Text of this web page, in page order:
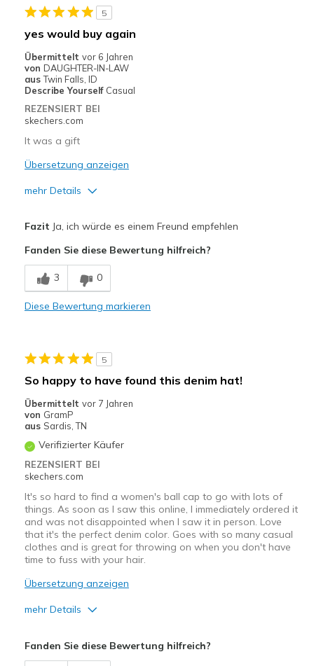
Casual Wear
Sizing
Feels true to size
5
yes would buy again
Übermittelt vor 6 Jahren
von DAUGHTER-IN-LAW
aus Twin Falls, ID
Describe Yourself Casual
REZENSIERT BEI
skechers.com
It was a gift
Übersetzung anzeigen
mehr Details
Geeignete Verwendung
Casual Wear
View On Shoes
I'm Really Into Shoes
Fazit Ja, ich würde es einem Freund empfehlen
Fanden Sie diese Bewertung hilfreich?
3 0
Diese Bewertung markieren
5
So happy to have found this denim hat!
Übermittelt vor 7 Jahren
von GramP
aus Sardis, TN
Verifizierter Käufer
REZENSIERT BEI
skechers.com
It's so hard to find a women's ball cap to go with lots of
things. As soon as I saw this online, I immediately ordered it
and was not disappointed when I saw it in person. Love
that it's the perfect denim color. Goes with so many casual
clothes and is great for throwing on when you don't have
time to fuss with your hair.
Übersetzung anzeigen
mehr Details
Fanden Sie diese Bewertung hilfreich?